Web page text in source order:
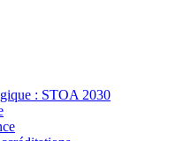
: STOA 2030